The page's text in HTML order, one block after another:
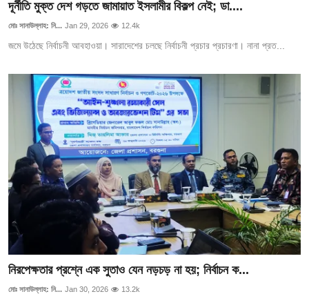
দূর্নীতি মুক্ত দেশ গড়তে জামায়াত ইসলামীর বিকল্প নেই; ডা....
মোঃ সানাউল্লাহ: নি... Jan 29, 2026 12.4k
জমে উঠেছে নির্বাচনী আবহাওয়া। সারাদেশের চলছে নির্বাচনী প্রচার প্রচারণা। নানা প্রত...
নিরপেক্ষতার প্রশ্নে এক সুতাও যেন নড়চড় না হয়; নির্বাচন ক...
মোঃ সানাউল্লাহ: নি... Jan 30, 2026 13.2k